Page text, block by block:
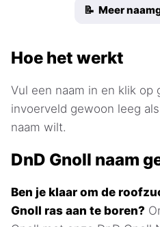
📝 Meer
Hoe het werkt
Vul een naam in en klik op
invoerveld gewoon leeg
naam wilt.
DnD Gnoll naam
Ben je klaar om de
Gnoll ras aan te boren?